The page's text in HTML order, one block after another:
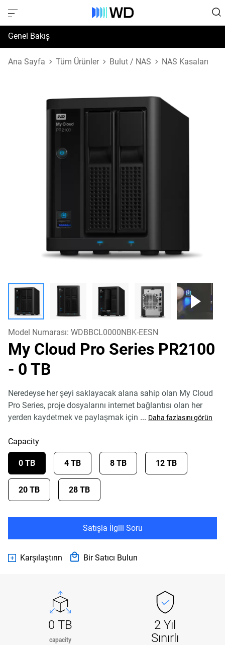
Genel Bakış
Özellikler
Ana Sayfa Tüm Ürünler Bulut / NAS NAS Kasaları
Model Numarası: WDBBCL0000NBK-EESN
My Cloud Pro Series PR2100
- 0 TB
Neredeyse her şeyi saklayacak alana sahip olan My Cloud
Pro Series, proje dosyalarını internet bağlantısı olan her
yerden kaydetmek ve paylaşmak için ... Daha fazlasını görün
Capacity
0 TB 4 TB 8 TB 12 TB
20 TB 28 TB
Satışla İlgili Soru
Karşılaştırın Bir Satıcı Bulun
0 TB
capacity
2 Yıl
Sınırlı